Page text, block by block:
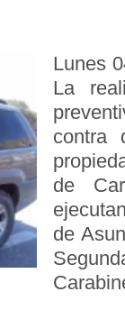
Lunes
La
contra
de
de